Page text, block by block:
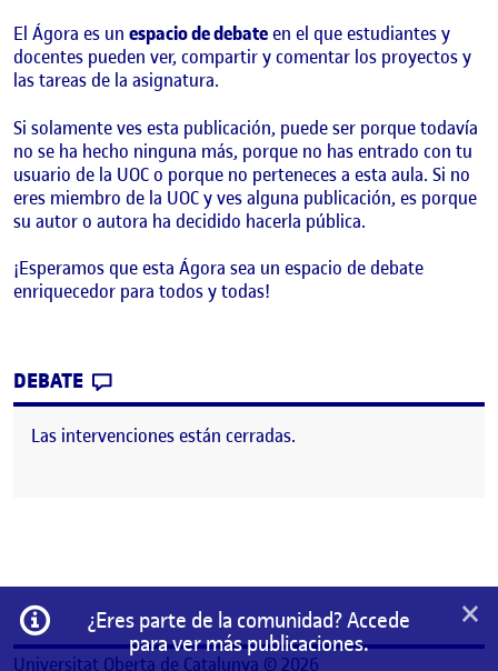
El Ágora es un espacio de debateen el que estudiantes y
docentes pueden ver, compartir y comentar los proyectos y
las tareas de la asignatura.
Si solamente ves esta publicación, puede ser porque todavía
no se ha hecho ninguna más, porque no has entrado con tu
usuario de la UOC o porque no perteneces a esta aula. Si no
eres miembro de la UOC y ves alguna publicación, es porque
su autor o autora ha decidido hacerla pública.
¡Esperamos que esta Ágora sea un espacio de debate
enriquecedor para todos y todas!
DEBATE
Las intervenciones están cerradas.
Información
¿Eres parte de la comunidad? Accede
para ver más publicaciones.
×
Universitat Oberta de Catalunya © 2026